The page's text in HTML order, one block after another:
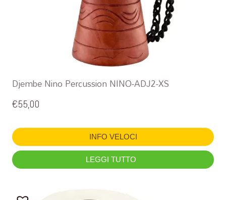
Djembe Nino Percussion NINO-ADJ2-XS
€55,00
INFO VELOCI
LEGGI TUTTO